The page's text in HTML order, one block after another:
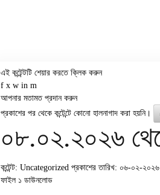
এই কন্টেন্টটি শেয়ার করতে ক্লিক করুন
f x w in m
আপনার মতামত প্রদান করুন
প্রকাশের পর থেকে কন্টেন্টে কোনো হালনাগাদ করা হয়নি।
০৮.০২.২০২৬
কন্টেন্ট: Uncategorized প্রকাশের তারিখ: ০৬-০২-২০২৬
ফাইল ১ ডাউনলোড